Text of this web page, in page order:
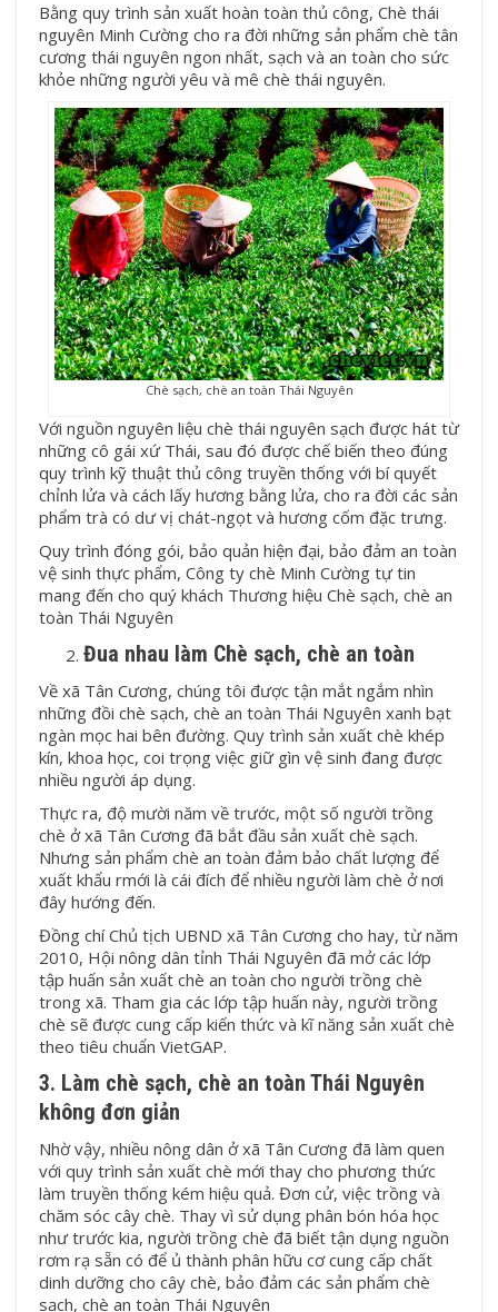
Bằng quy trình sản xuất hoàn toàn thủ công, Chè thái
nguyên Minh Cường cho ra đời những sản phẩm chè tân
cương thái nguyên ngon nhất, sạch và an toàn cho sức
khỏe những người yêu và mê chè thái nguyên.
Chè sạch, chè an toàn Thái Nguyên
Với nguồn nguyên liệu chè thái nguyên sạch được hát từ
những cô gái xứ Thái, sau đó được chế biến theo đúng
quy trình kỹ thuật thủ công truyền thống với bí quyết
chỉnh lửa và cách lấy hương bằng lửa, cho ra đời các sản
phẩm trà có dư vị chát-ngọt và hương cốm đặc trưng.
Quy trình đóng gói, bảo quản hiện đại, bảo đảm an toàn
vệ sinh thực phẩm, Công ty chè Minh Cường tự tin
mang đến cho quý khách Thương hiệu Chè sạch, chè an
toàn Thái Nguyên
Đua nhau làm Chè sạch, chè an toàn
Về xã Tân Cương, chúng tôi được tận mắt ngắm nhìn
những đồi chè sạch, chè an toàn Thái Nguyên xanh bạt
ngàn mọc hai bên đường. Quy trình sản xuất chè khép
kín, khoa học, coi trọng việc giữ gìn vệ sinh đang được
nhiều người áp dụng.
Thực ra, độ mười năm về trước, một số người trồng
chè ở xã Tân Cương đã bắt đầu sản xuất chè sạch.
Nhưng sản phẩm chè an toàn đảm bảo chất lượng để
xuất khẩu rmới là cái đích để nhiều người làm chè ở nơi
đây hướng đến.
Đồng chí Chủ tịch UBND xã Tân Cương cho hay, từ năm
2010, Hội nông dân tỉnh Thái Nguyên đã mở các lớp
tập huấn sản xuất chè an toàn cho người trồng chè
trong xã. Tham gia các lớp tập huấn này, người trồng
chè sẽ được cung cấp kiến thức và kĩ năng sản xuất chè
theo tiêu chuẩn VietGAP.
3. Làm chè sạch, chè an toàn Thái Nguyên
không đơn giản
Nhờ vậy, nhiều nông dân ở xã Tân Cương đã làm quen
với quy trình sản xuất chè mới thay cho phương thức
làm truyền thống kém hiệu quả. Đơn cử, việc trồng và
chăm sóc cây chè. Thay vì sử dụng phân bón hóa học
như trước kia, người trồng chè đã biết tận dụng nguồn
rơm rạ sẵn có để ủ thành phân hữu cơ cung cấp chất
dinh dưỡng cho cây chè, bảo đảm các sản phẩm chè
sạch, chè an toàn Thái Nguyên